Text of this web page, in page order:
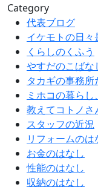
Category
代表ブログ
イケモトの日々
くらしのくふう
やすだのこばな
タカギの事務所
ミホコの暮らし
教えてコトノさ
スタッフの近況
リフォームのは
お金のはなし
性能のはなし
収納のはなし